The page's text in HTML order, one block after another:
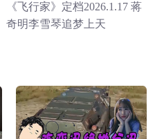
《飞行家》定档2026.1.17 蒋
奇明李雪琴追梦上天